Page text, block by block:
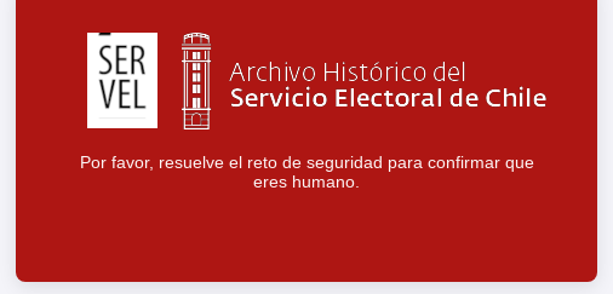
Por favor, resuelve el reto de seguridad para confirmar que
eres humano.